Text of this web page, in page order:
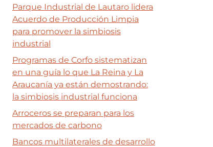
Parque Industrial de Lautaro lidera
Acuerdo de Producción Limpia
para promover la simbiosis
industrial
Programas de Corfo sistematizan
en una guía lo que La Reina y La
Araucanía ya están demostrando:
la simbiosis industrial funciona
Arroceros se preparan para los
mercados de carbono
Bancos multilaterales de desarrollo